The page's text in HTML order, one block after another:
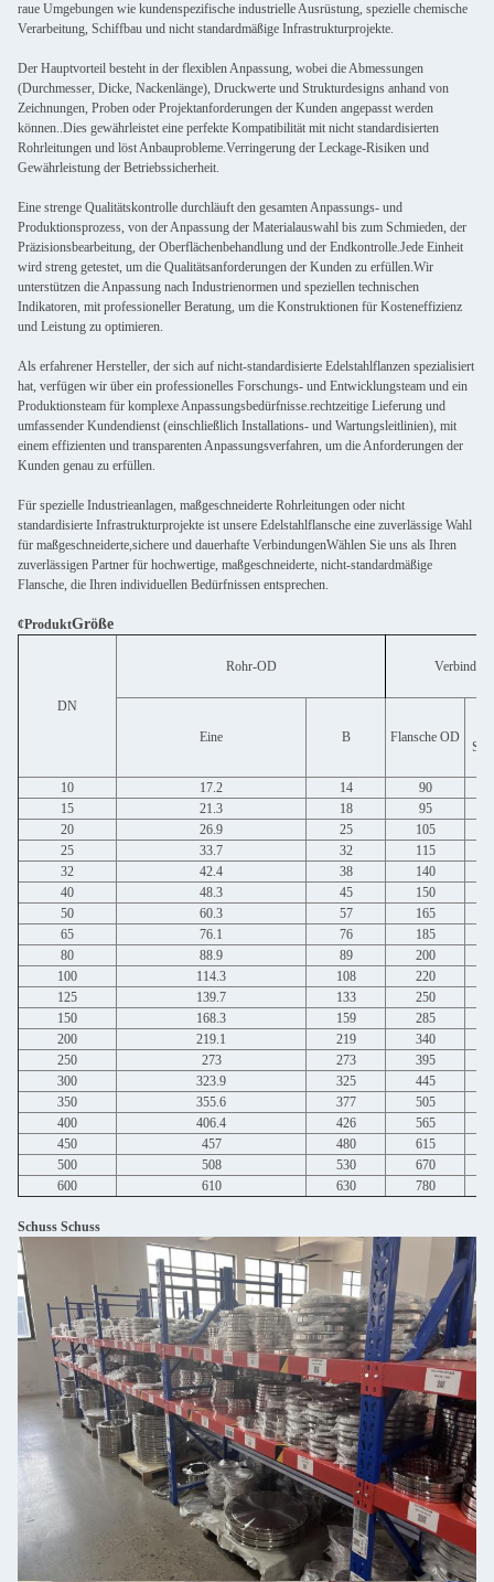
raue Umgebungen wie kundenspezifische industrielle Ausrüstung, spezielle chemische
Verarbeitung, Schiffbau und nicht standardmäßige Infrastrukturprojekte.
Der Hauptvorteil besteht in der flexiblen Anpassung, wobei die Abmessungen
(Durchmesser, Dicke, Nackenlänge), Druckwerte und Strukturdesigns anhand von
Zeichnungen, Proben oder Projektanforderungen der Kunden angepasst werden
können..Dies gewährleistet eine perfekte Kompatibilität mit nicht standardisierten
Rohrleitungen und löst Anbauprobleme.Verringerung der Leckage-Risiken und
Gewährleistung der Betriebssicherheit.
Eine strenge Qualitätskontrolle durchläuft den gesamten Anpassungs- und
Produktionsprozess, von der Anpassung der Materialauswahl bis zum Schmieden, der
Präzisionsbearbeitung, der Oberflächenbehandlung und der Endkontrolle.Jede Einheit
wird streng getestet, um die Qualitätsanforderungen der Kunden zu erfüllen.Wir
unterstützen die Anpassung nach Industrienormen und speziellen technischen
Indikatoren, mit professioneller Beratung, um die Konstruktionen für Kosteneffizienz
und Leistung zu optimieren.
Als erfahrener Hersteller, der sich auf nicht-standardisierte Edelstahlflanzen spezialisiert
hat, verfügen wir über ein professionelles Forschungs- und Entwicklungsteam und ein
Produktionsteam für komplexe Anpassungsbedürfnisse.rechtzeitige Lieferung und
umfassender Kundendienst (einschließlich Installations- und Wartungsleitlinien), mit
einem effizienten und transparenten Anpassungsverfahren, um die Anforderungen der
Kunden genau zu erfüllen.
Für spezielle Industrieanlagen, maßgeschneiderte Rohrleitungen oder nicht
standardisierte Infrastrukturprojekte ist unsere Edelstahlflansche eine zuverlässige Wahl
für maßgeschneiderte,sichere und dauerhafte VerbindungenWählen Sie uns als Ihren
zuverlässigen Partner für hochwertige, maßgeschneiderte, nicht-standardmäßige
Flansche, die Ihren individuellen Bedürfnissen entsprechen.
¢ProduktGröße
DN
Rohr-OD
Eine B Flansche OD
10 17.2 14
90
15
21.3 18
95
20
26.9 25
105
25
33.7 32
115
32
42.4 38
140
40
48.3 45
150
50
60.3 57
165
65
76.1 76
185
80
88.9 89
200
100
114.3 108
220
125
139.7 133
250
150
168.3 159
285
200
219.1 219
340
250
273 273
395
300
323.9 325
445
350
355.6 377
505
400
406.4 426
565
450
457 480
615
500
508 530
670
600
610 630 780
Schuss Schuss